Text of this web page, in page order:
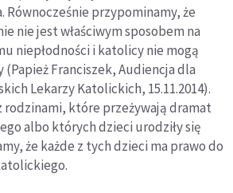
Równocześnie przypominamy, że
nie jest właściwym sposobem na
niepłodności i katolicy nie mogą
Franciszek, Audiencja dla
Lekarzy Katolickich, 15.11.2014).
rodzinami, które przeżywają dramat
albo których dzieci urodziły się
że każde z tych dzieci ma prawo do